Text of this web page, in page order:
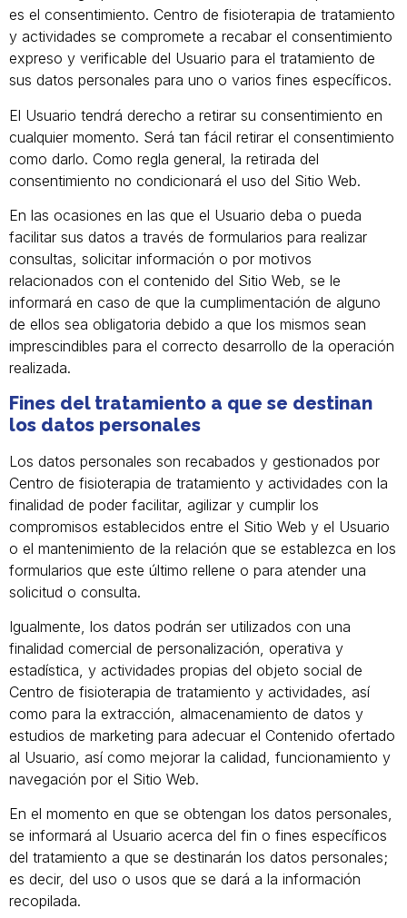
es el consentimiento. Centro de fisioterapia de tratamiento
y actividades se compromete a recabar el consentimiento
expreso y verificable del Usuario para el tratamiento de
sus datos personales para uno o varios fines específicos.
El Usuario tendrá derecho a retirar su consentimiento en
cualquier momento. Será tan fácil retirar el consentimiento
como darlo. Como regla general, la retirada del
consentimiento no condicionará el uso del Sitio Web.
En las ocasiones en las que el Usuario deba o pueda
facilitar sus datos a través de formularios para realizar
consultas, solicitar información o por motivos
relacionados con el contenido del Sitio Web, se le
informará en caso de que la cumplimentación de alguno
de ellos sea obligatoria debido a que los mismos sean
imprescindibles para el correcto desarrollo de la operación
realizada.
Fines del tratamiento a que se destinan
los datos personales
Los datos personales son recabados y gestionados por
Centro de fisioterapia de tratamiento y actividades con la
finalidad de poder facilitar, agilizar y cumplir los
compromisos establecidos entre el Sitio Web y el Usuario
o el mantenimiento de la relación que se establezca en los
formularios que este último rellene o para atender una
solicitud o consulta.
Igualmente, los datos podrán ser utilizados con una
finalidad comercial de personalización, operativa y
estadística, y actividades propias del objeto social de
Centro de fisioterapia de tratamiento y actividades, así
como para la extracción, almacenamiento de datos y
estudios de marketing para adecuar el Contenido ofertado
al Usuario, así como mejorar la calidad, funcionamiento y
navegación por el Sitio Web.
En el momento en que se obtengan los datos personales,
se informará al Usuario acerca del fin o fines específicos
del tratamiento a que se destinarán los datos personales;
es decir, del uso o usos que se dará a la información
recopilada.